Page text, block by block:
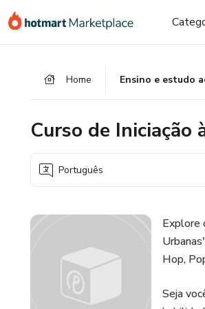
para
para
para
Home Ensino e estudo
Curso de Iniciação
Português
Explore
Hop,
Seja